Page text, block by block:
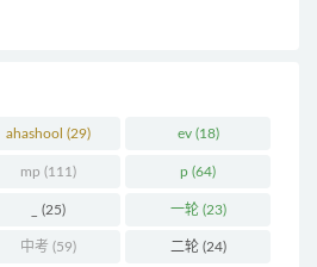
ahashool (29) ev(18)
mp (111) p (64)
(25) 一轮(23)
中考 (59) 二轮(24)